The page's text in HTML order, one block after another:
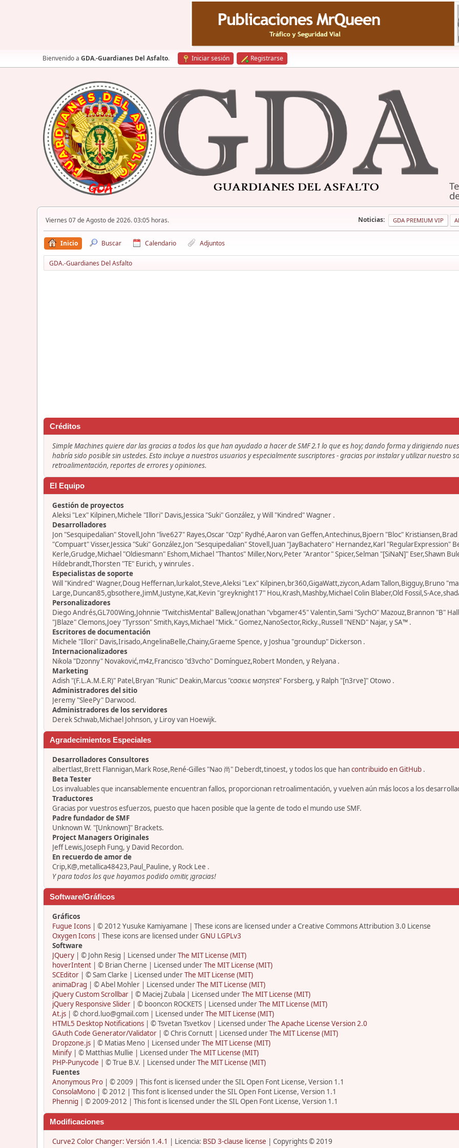
Bienvenido a GDA.-Guardianes Del Asfalto. Iniciar sesión Registrarse
Viernes 07 de Agosto de 2026. 03:05 horas. Noticias: GDA PREMIUM VIP
Inicio Buscar Calendario Adjuntos
GDA.-Guardianes Del Asfalto
Créditos
Simple Machines quiere dar las gracias a todos los que han ayudado a hacer de SMF 2.1 lo que es hoy; dando forma y dirigiendo
habría sido posible sin ustedes. Esto incluye a nuestros usuarios y especialmente suscriptores - gracias por instalar y utilizar nuestro
retroalimentación, reportes de errores y opiniones.
El Equipo
Gestión de proyectos
Aleksi "Lex" Kilpinen,Michele "Illori" Davis,Jessica "Suki" González, y Will "Kindred" Wagner .
Desarrolladores
Jon "Sesquipedalian" Stovell,John "live627" Rayes,Oscar "Ozp" Rydhé,Aaron van Geffen,Antechinus,Bjoern "Bloc"
"Compuart" Visser,Jessica "Suki" González,Jon "Sesquipedalian" Stovell,Juan "JayBachatero" Hernandez,Karl
Kerle,Grudge,Michael "Oldiesmann" Eshom,Michael "Thantos" Miller,Norv,Peter "Arantor" Spicer,Selman "[SiNaN]" Eser,Shawn
Hildebrandt,Thorsten "TE" Eurich, y winrules .
Especialistas de soporte
Will "Kindred" Wagner,Doug Heffernan,lurkalot,Steve,Aleksi "Lex" Kilpinen,br360,GigaWatt,ziycon,Adam Tallon,Bigguy,Bruno
Large,Duncan85,gbsothere,JimM,Justyne,Kat,Kevin "greyknight17" Hou,Krash,Mashby,Michael Colin Blaber,Old Fossil,S-
Personalizadores
Diego Andrés,GL700Wing,Johnnie "TwitchisMental" Ballew,Jonathan "vbgamer45" Valentin,Sami "SychO" Mazouz,Brannon "B"
"JBlaze" Clemons,Joey "Tyrsson" Smith,Kays,Michael "Mick." Gomez,NanoSector,Ricky.,Russell "NEND" Najar, y SA™ .
Escritores de documentación
Michele "Illori" Davis,Irisado,AngelinaBelle,Chainy,Graeme Spence, y Joshua "groundup" Dickerson .
Internacionalizadores
Nikola "Dzonny" Novaković,m4z,Francisco "d3vcho" Domínguez,Robert Monden, y Relyana .
Marketing
Adish "(F.L.A.M.E.R)" Patel,Bryan "Runic" Deakin,Marcus "cσσкιє мσηѕтєя" Forsberg, y Ralph "[n3rve]" Otowo .
Administradores del sitio
Jeremy "SleePy" Darwood.
Administradores de los servidores
Derek Schwab,Michael Johnson, y Liroy van Hoewijk.
Agradecimientos Especiales
Desarrolladores Consultores
albertlast,Brett Flannigan,Mark Rose,René-Gilles "Nao 尚" Deberdt,tinoest, y todos los que hancontribuido en GitHub .
Beta Tester
Los invaluables que incansablemente encuentran fallos, proporcionan retroalimentación, y vuelven aún más locos a los
Traductores
Gracias por vuestros esfuerzos, puesto que hacen posible que la gente de todo el mundo use SMF.
Padre fundador de SMF
Unknown W. "[Unknown]" Brackets.
Project Managers Originales
Jeff Lewis,Joseph Fung, y David Recordon.
En recuerdo de amor de
Crip,K@,metallica48423,Paul_Pauline, y Rock Lee .
Y para todos los que hayamos podido omitir, ¡gracias!
Software/Gráficos
Gráficos
Fugue Icons | © 2012 Yusuke Kamiyamane | These icons are licensed under a Creative Commons Attribution 3.0 License
Oxygen Icons | These icons are licensed underGNU LGPLv3
Software
JQuery | © John Resig | Licensed underThe MIT License (MIT)
hoverIntent | © Brian Cherne | Licensed underThe MIT License (MIT)
SCEditor | © Sam Clarke | Licensed underThe MIT License (MIT)
animaDrag | © Abel Mohler | Licensed underThe MIT License (MIT)
jQuery Custom Scrollbar | © Maciej Zubala | Licensed underThe MIT License (MIT)
jQuery Responsive Slider | © booncon ROCKETS | Licensed underThe MIT License (MIT)
At.js | © chord.luo@gmail.com | Licensed underThe MIT License (MIT)
HTML5 Desktop Notifications | © Tsvetan Tsvetkov | Licensed underThe Apache License Version 2.0
GAuth Code Generator/Validator | © Chris Cornutt | Licensed underThe MIT License (MIT)
Dropzone.js | © Matias Meno | Licensed underThe MIT License (MIT)
Minify | © Matthias Mullie | Licensed underThe MIT License (MIT)
PHP-Punycode | © True B.V. | Licensed underThe MIT License (MIT)
Fuentes
Anonymous Pro | © 2009 | This font is licensed under the SIL Open Font License, Version 1.1
ConsolaMono | © 2012 | This font is licensed under the SIL Open Font License, Version 1.1
Phennig | © 2009-2012 | This font is licensed under the SIL Open Font License, Version 1.1
Modificaciones
Curve2 Color Changer: Versión 1.4.1 | Licencia: BSD 3-clause license | Copyrights © 2019